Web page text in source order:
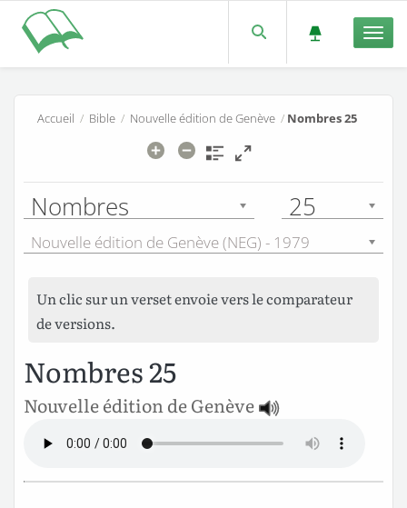
Accueil / Bible / Nouvelle édition de Genève / Nombres 25
Nombres 25
Nouvelle édition de Genève (NEG) - 1979
Un clic sur un verset envoie vers le comparateur
de versions.
Nombres 25
Nouvelle édition de Genève